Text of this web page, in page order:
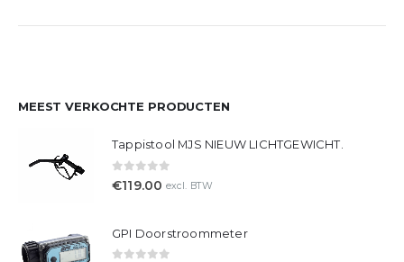
MEEST VERKOCHTE PRODUCTEN
Tappistool MJS NIEUW LICHTGEWICHT.
0out of 5
€119.00 excl. BTW
GPI Doorstroommeter